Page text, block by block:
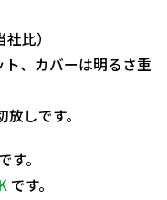
比）
、カバーは明るさ重
しです。
です。
です。